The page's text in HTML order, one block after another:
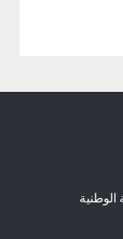
الوطنية